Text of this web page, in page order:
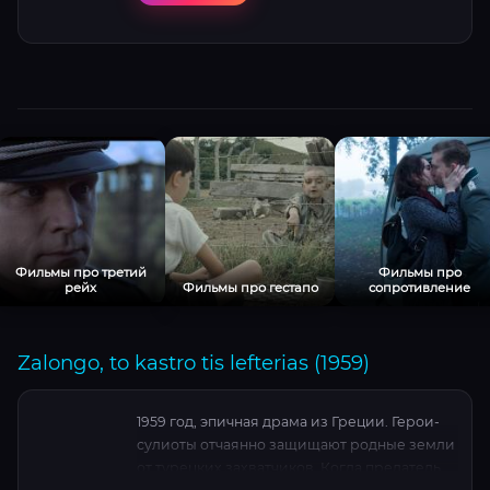
Фильмы про третий
рейх
Фильмы про гестапо
Фильмы про
сопротивление
Zalongo, to kastro tis lefterias (1959)
1959 год, эпичная драма из Греции. Герои-
сулиоты отчаянно защищают родные земли